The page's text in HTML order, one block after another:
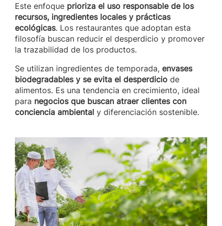
Este enfoque prioriza el uso responsable de los
recursos, ingredientes locales y prácticas
ecológicas. Los restaurantes que adoptan esta
filosofía buscan reducir el desperdicio y promover
la trazabilidad de los productos.
Se utilizan ingredientes de temporada, envases
biodegradables y se evita el desperdicio de
alimentos. Es una tendencia en crecimiento, ideal
para negocios que buscan atraer clientes con
conciencia ambiental y diferenciación sostenible.